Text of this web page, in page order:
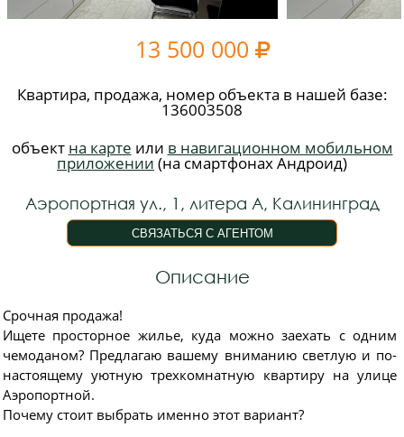
13 500 000 
Квартира, продажа, номер объекта в нашей базе:
136003508
объект на карте или в навигационном мобильном
приложении (на смартфонах Андроид)
Аэропортная ул., 1, литера А, Калининград
Описание
Срочная продажа!
Ищете просторное жилье, куда можно заехать с одним
чемоданом? Предлагаю вашему вниманию светлую и по-
настоящему уютную трехкомнатную квартиру на улице
Аэропортной.
Почему стоит выбрать именно этот вариант?